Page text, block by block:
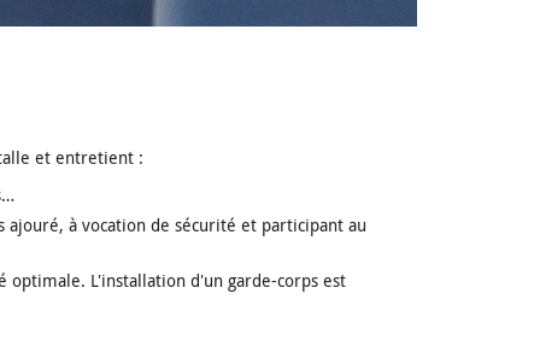
et entretient :
à vocation de sécurité et participant au
L'installation d'un garde-corps est